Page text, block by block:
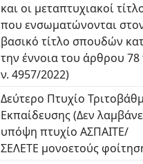
και οι μεταπτυχιακοί
που ενσωματώνονται
βασικό τίτλο σπουδών
την έννοια του άρθρου 78
ν. 4957/2022)
Δεύτερο Πτυχίο
Εκπαίδευσης (Δεν
υπόψη πτυχίο ΑΣΠΑΙΤΕ/
ΣΕΛΕΤΕ μονοετούς